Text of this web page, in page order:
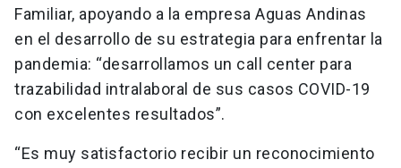
Familiar, apoyando a la empresa Aguas Andinas
en el desarrollo de su estrategia para enfrentar la
pandemia: “desarrollamos un call center para
trazabilidad intralaboral de sus casos COVID-19
con excelentes resultados”.
“Es muy satisfactorio recibir un reconocimiento